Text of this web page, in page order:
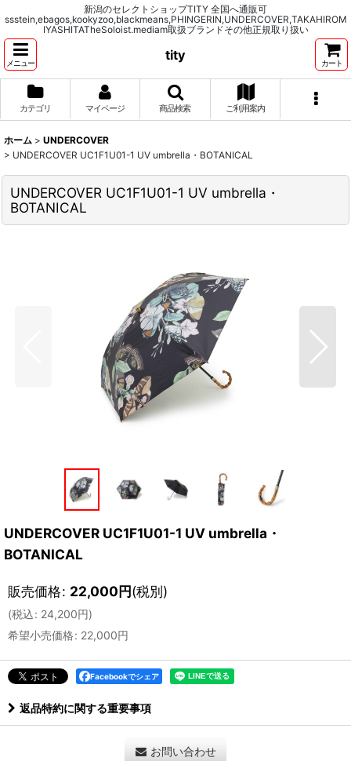
新潟のセレクトショップTITY 全国へ通販可
ssstein,ebagos,kookyzoo,blackmeans,PHINGERIN,UNDERCOVER,TAKAHIROM
IYASHITATheSoloist.mediam取扱ブランドその他正規取り扱い
メニュー
tity
カート
カテゴリ マイページ 商品検索 ご利用案内
ホーム > UNDERCOVER
> UNDERCOVER UC1F1U01-1 UV umbrella・BOTANICAL
UNDERCOVER UC1F1U01-1 UV umbrella・
BOTANICAL
UNDERCOVER UC1F1U01-1 UV umbrella・
BOTANICAL
販売価格: 22,000円(税別)
(税込: 24,200円)
希望小売価格: 22,000円
Facebookでシェア
返品特約に関する重要事項
お問い合わせ